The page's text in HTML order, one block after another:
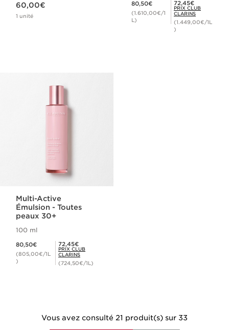
60,00€
1 unité
80,50€
(1.610,00€/1
L)
Prix Club Clarins 72,45€
72,45€
PRIX CLUB
CLARINS
(1.449,00€/1L
)
Multi-Active
Émulsion - Toutes
peaux 30+
100 ml
80,50€
(805,00€/1L
)
Prix Club Clarins 72,45€
72,45€
PRIX CLUB
CLARINS
(724,50€/1L)
Vous avez consulté 21 produit(s) sur 33